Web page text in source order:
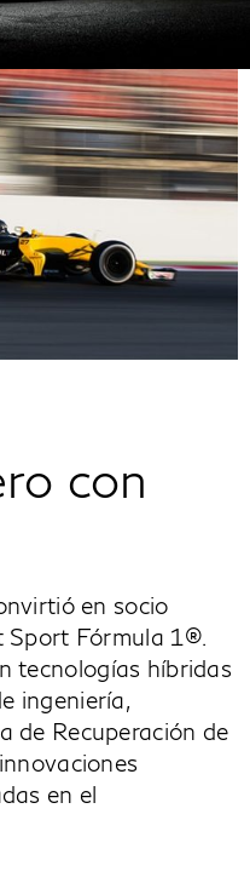
con
en socio
Sport Fórmula 1®.
tecnologías híbridas
ingeniería,
de Recuperación de
en el